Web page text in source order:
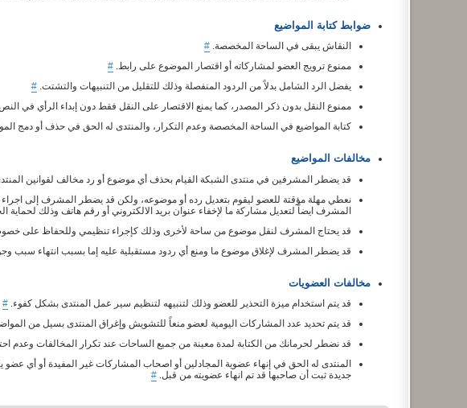
ضوابط كتابة المواضيع
النقاش يبقى في الساحة المخصصة. #
ممنوع ترويج العضو لمشاركاته أو اقتصار الموضوع على رابط. #
يفضل الرد الشامل بدلاً من الردود المنفصلة وذلك للتقليل من التنبيهات والتشتت. #
ممنوع النقل بدون ذكر المصدر، كما يمنع الاقتصار على النقل فقط دون إبداء الرأي في
كتابة المواضيع في الساحة المخصصة وعدم التكرار، والمنتدى له الحق في حذف أو دمج
مخالفات المواضيع
قد يضطر المشرفين في منتدى الشبكة القيام بحذف أي موضوع أو رد مخالف لقوانين
نعطي مهلة مؤقتة للعضو ليقوم بتعديل رده أو موضوعه، ولكن قد يضطر المشرف إلى
المشرف ايضاً لتعديل مشاركة ما لإخفاء عنوان بريد الالكتروني أو رقم هاتف وذلك لحماية
قد يحتاج المشرف لنقل موضوع من ساحة لأخرى وذلك كإجراء تنظيمي وللحفاظ على
قد يضطر المشرف لإغلاق موضوع ما ومنع أي ردود مستقبلية عليه إما بسبب انتهاء سبب
مخالفات العضويات
قد يتم استخدام ميزة التحذير للعضو وذلك لتنبيهه لتنظيم سير عمل المنتدى بشكل كفوء. #
قد يتم تحديد عدد المشاركات اليومية لعضو منعاً للتشويش وإغراق المنتدى بسيل من
قد نضطر لحرمانك من الكتابة لمدة معينة من جميع الساحات عند تكرار المخالفات وعدم
المنتدى له الحق في إنهاء عضوية المجادلين أو اصحاب المشاركات غير المفيدة أو أي
جديدة ثبت أن صاحبها قد تم انهاء عضويته من قبل. #